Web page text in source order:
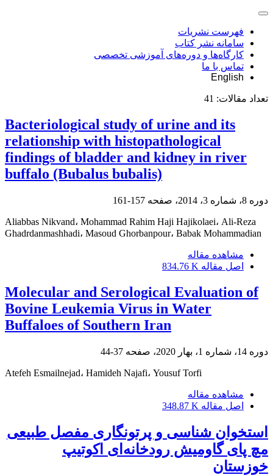
فهرست نشریات
سامانه نشر کتاب
کارگاه‌ها و دوره‌های آموزشی تخصصی
تماس با ما
English
تعداد مقالات: 41
Bacteriological study of urine and its
relationship with histopathological
findings of bladder and kidney in river
buffalo (Bubalus bubalis)
دوره 8، شماره 3، 2014، صفحه 157-161
Aliabbas Nikvand، Mohammad Rahim Haji Hajikolaei، Ali-Reza
Ghadrdanmashhadi، Masoud Ghorbanpour، Babak Mohammadian
مشاهده مقاله
اصل مقاله 834.76 K
Molecular and Serological Evaluation of
Bovine Leukemia Virus in Water
Buffaloes of Southern Iran
دوره 14، شماره 1، بهار 2020، صفحه 37-44
Atefeh Esmailnejad، Hamideh Najafi، Yousuf Torfi
مشاهده مقاله
اصل مقاله 348.87 K
استخوان شناسی و پرتونگاری مفصل طبیعی
مچ پای گاومیش رودخانه‌ای اکوتیپ
خوزستان